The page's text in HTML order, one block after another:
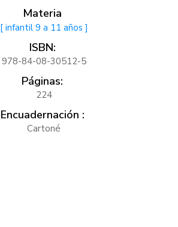
Materia
[ infantil 9 a 11 años ]
ISBN:
978-84-08-30512-5
Páginas:
224
Encuadernación :
Cartoné